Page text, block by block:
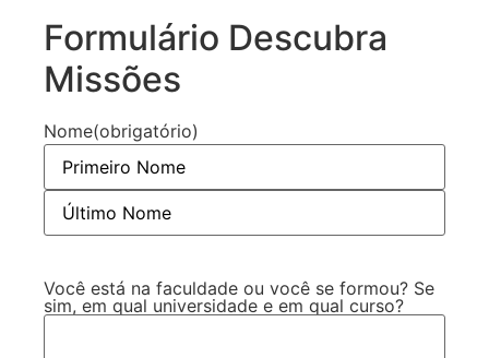
Formulário Descubra
Missões
Nome(obrigatório)
Você está na faculdade ou você se formou? Se
sim, em qual universidade e em qual curso?